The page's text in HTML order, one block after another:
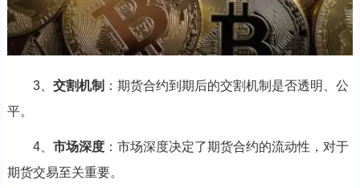
3、 交割机制 ：期货合约到期后的交割机制是否透明、公
平。
4、 市场深度：市场深度决定了期货合约的流动性，对于
期货交易至关重要。